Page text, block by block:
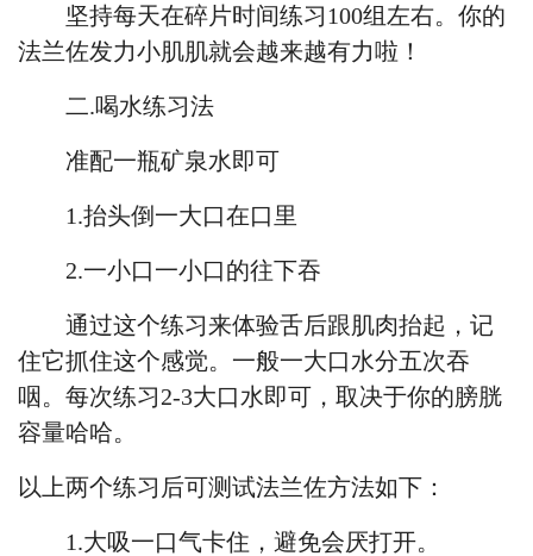
坚持每天在碎片时间练习100组左右。你的
法兰佐发力小肌肌就会越来越有力啦！
二.喝水练习法
准配一瓶矿泉水即可
1.抬头倒一大口在口里
2.一小口一小口的往下吞
通过这个练习来体验舌后跟肌肉抬起，记
住它抓住这个感觉。一般一大口水分五次吞
咽。每次练习2-3大口水即可，取决于你的膀胱
容量哈哈。
以上两个练习后可测试法兰佐方法如下：
1.大吸一口气卡住，避免会厌打开。